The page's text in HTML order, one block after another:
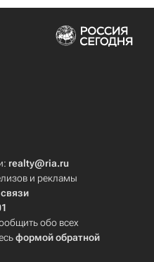
realty@ria.ru
и рекламы
обо всех
формой обратной